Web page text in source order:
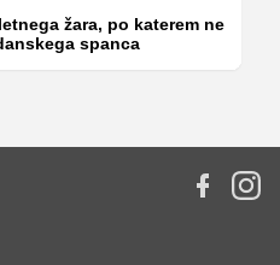
žara, po katerem ne
spanca